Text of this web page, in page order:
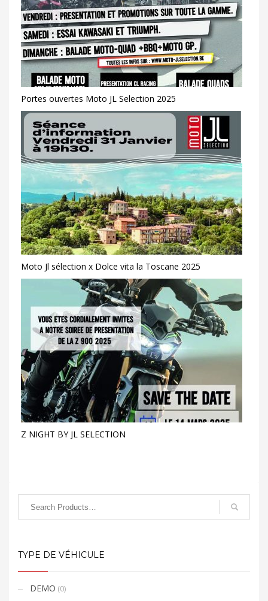
Portes ouvertes Moto JL Selection 2025
Moto Jl sélection x Dolce vita la Toscane 2025
Z NIGHT BY JL SELECTION
TYPE DE VÉHICULE
DEMO (0)